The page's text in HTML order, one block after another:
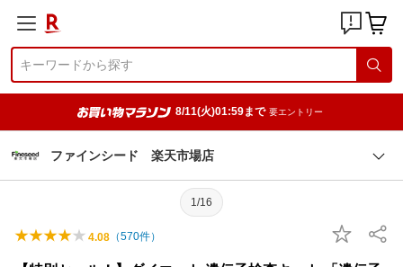
8/11(火)01:59まで 要エントリー
ファインシード 楽天市場店
1/16
4.08 （570件）